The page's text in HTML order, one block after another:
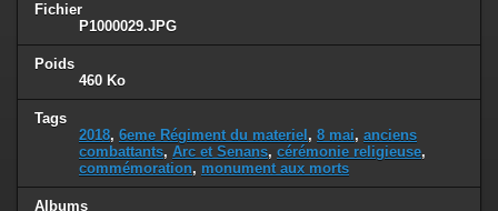
Fichier
P1000029.JPG
Poids
460 Ko
Tags
2018, 6eme Régiment du materiel , 8 mai, anciens
combattants, Arc et Senans, cérémonie religieuse,
commémoration, monument aux morts
Albums